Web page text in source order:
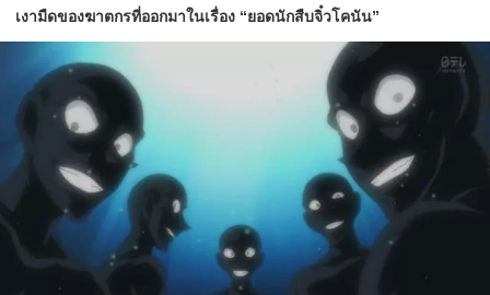
เงามืดของฆาตกรที่ออกมาในเรื่อง “ยอดนักสืบจิ๋วโคนัน”